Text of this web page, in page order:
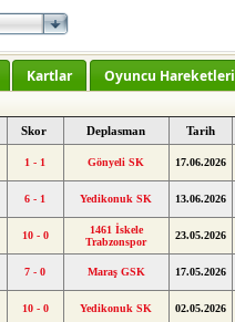
Kartlar Oyuncu Hareketleri
Skor Deplasman Tarih
1 - 1 Gönyeli SK 17.06.2026
6 - 1 Yedikonuk SK 13.06.2026
10 - 0
1461 İskele
Trabzonspor
23.05.2026
7 - 0 Maraş GSK 17.05.2026
10 - 0 Yedikonuk SK 02.05.2026